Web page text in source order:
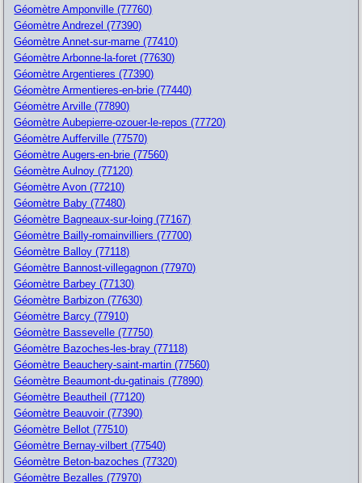
Géomètre Amponville (77760)
Géomètre Andrezel (77390)
Géomètre Annet-sur-marne (77410)
Géomètre Arbonne-la-foret (77630)
Géomètre Argentieres (77390)
Géomètre Armentieres-en-brie (77440)
Géomètre Arville (77890)
Géomètre Aubepierre-ozouer-le-repos (77720)
Géomètre Aufferville (77570)
Géomètre Augers-en-brie (77560)
Géomètre Aulnoy (77120)
Géomètre Avon (77210)
Géomètre Baby (77480)
Géomètre Bagneaux-sur-loing (77167)
Géomètre Bailly-romainvilliers (77700)
Géomètre Balloy (77118)
Géomètre Bannost-villegagnon (77970)
Géomètre Barbey (77130)
Géomètre Barbizon (77630)
Géomètre Barcy (77910)
Géomètre Bassevelle (77750)
Géomètre Bazoches-les-bray (77118)
Géomètre Beauchery-saint-martin (77560)
Géomètre Beaumont-du-gatinais (77890)
Géomètre Beautheil (77120)
Géomètre Beauvoir (77390)
Géomètre Bellot (77510)
Géomètre Bernay-vilbert (77540)
Géomètre Beton-bazoches (77320)
Géomètre Bezalles (77970)